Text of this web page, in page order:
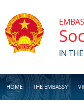
IN
HOME THE EMBASSY